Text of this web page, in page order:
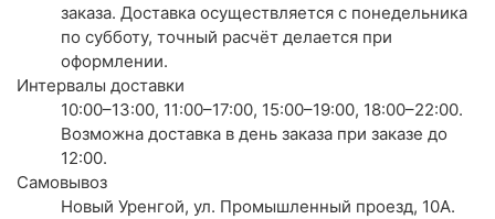
заказа. Доставка осуществляется с понедельника
по субботу, точный расчёт делается при
оформлении.
Интервалы доставки
10:00–13:00, 11:00–17:00, 15:00–19:00, 18:00–22:00.
Возможна доставка в день заказа при заказе до
12:00.
Самовывоз
Новый Уренгой, ул. Промышленный проезд, 10А.